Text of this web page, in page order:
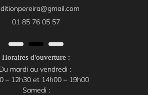
01 85 76 05 57
Horaires d'ouverture :
Du mardi au vendredi :
– 12h30 et 14h00 – 19h00
Samedi :